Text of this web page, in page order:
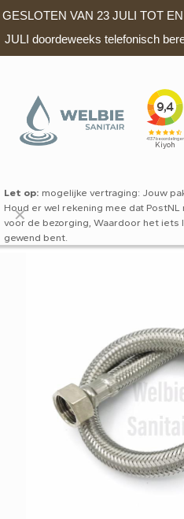
GESLOTEN VAN 23 JULI TOT
JULI doordeweeks telefonisch
Let op: mogelijke vertraging: Jouw
Houd er wel rekening mee dat
voor de bezorging, Waardoor het iets
gewend bent.
✕